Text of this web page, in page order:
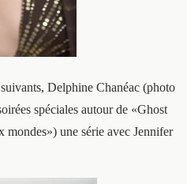
Delphine Chanéac (photo
spéciales autour de «Ghost
une série avec Jennifer